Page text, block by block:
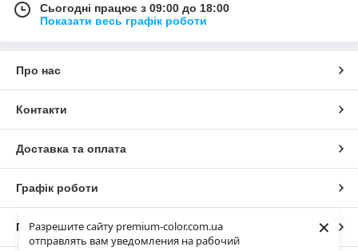
Разрешите сайту premium-color.com.ua
отправлять вам уведомления на рабочий
×
Сьогодні працює з 09:00 до 18:00
Показати весь графік роботи
Про нас
Контакти
Доставка та оплата
Графік роботи
Повна версія сайту